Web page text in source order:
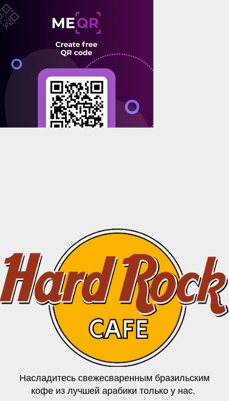
Насладитесь свежесваренным бразильским
кофе из лучшей арабики только у нас.